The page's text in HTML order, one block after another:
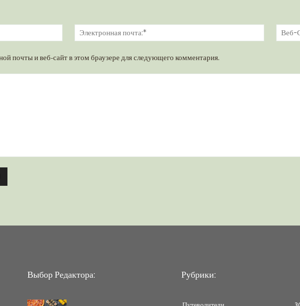
Имя:*
почта:*
почты и веб-сайт в этом браузере для следующего комментария.
Выбор Редактора: Рубрики: